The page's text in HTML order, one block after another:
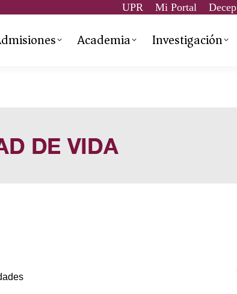
UPR Mi Portal Decep
Academia Investigación